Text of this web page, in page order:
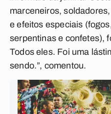
marceneiros,
e efeitos especiais
serpentinas e confetes),
Todos eles. Foi uma
sendo.”, comentou.